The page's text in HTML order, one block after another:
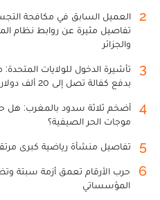
2
العميل السابق في مكافحة
تفاصيل مثيرة عن روابط نظام
والجزائر
3
بدفع كفالة تصل إلى 20 ألف دولار
4
أضخم ثلاثة سدود بالمغرب:
موجات الحر الصيفية؟
5 تفاصيل منشأة رياضية كبرى
6
حرب الأرقام تعمق أزمة سبتة
المؤسساتي